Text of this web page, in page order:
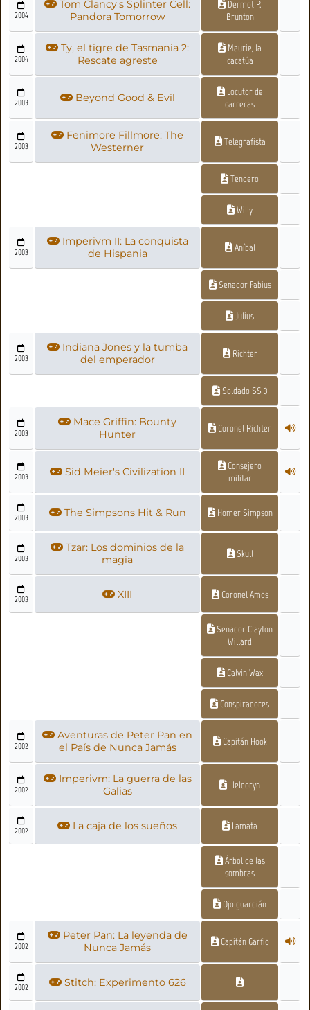
2004
Tom Clancy's Splinter Cell:
Pandora Tomorrow
Dermot P.
Brunton
2004
Ty, el tigre de Tasmania 2:
Rescate agreste
Maurie, la
cacatúa
2003 Beyond Good & Evil
Locutor de
carreras
2003
Fenimore Fillmore: The
Westerner
Telegrafista
Tendero
Willy
2003
Imperivm II: La conquista
de Hispania
Aníbal
Senador Fabius
Julius
2003
Indiana Jones y la tumba
del emperador
Richter
Soldado SS 3
2003
Mace Griffin: Bounty
Hunter
Coronel Richter
2003 Sid Meier's Civilization II
Consejero
militar
2003 The Simpsons Hit & Run Homer Simpson
2003
Tzar: Los dominios de la
magia
Skull
2003 XIII Coronel Amos
Senador Clayton
Willard
Calvin Wax
Conspiradores
2002
Aventuras de Peter Pan en
el País de Nunca Jamás
Capitán Hook
2002
Imperivm: La guerra de las
Galias
Lleldoryn
2002 La caja de los sueños Lamata
Árbol de las
sombras
Ojo guardián
2002
Peter Pan: La leyenda de
Nunca Jamás
Capitán Garfio
2002 Stitch: Experimento 626